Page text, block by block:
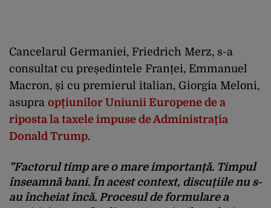
Cancelarul Germaniei, Friedrich Merz, s-a
consultat cu președintele Franței, Emmanuel
Macron, și cu premierul italian, Giorgia Meloni,
asupra opțiunilor Uniunii Europene de a
riposta la taxele impuse de Administrația
Donald Trump.
”Factorul timp are o mare importanță. Timpul
înseamnă bani. În acest context, discuțiile nu s-
au încheiat încă. Procesul de formulare a